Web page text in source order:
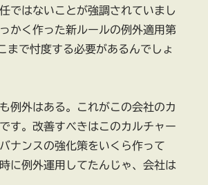
ではないことが強調されていまし
かく作った新ルールの例外適用第
まで忖度する必要があるんでしょ
例外はある。これがこの会社のカ
す。改善すべきはこのカルチャー
ナンスの強化策をいくら作って
に例外運用してたんじゃ、会社は